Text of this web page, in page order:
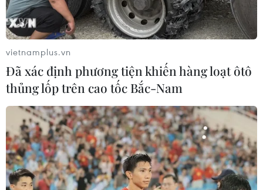
vietnamplus.vn
Đã xác định phương tiện khiến hàng loạt ôtô
thủng lốp trên cao tốc Bắc-Nam